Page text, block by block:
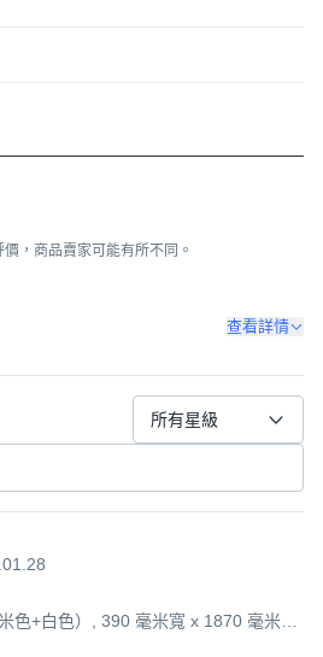
，商品賣家可能有所不同。
查看詳情
所有星級
色+白色）, 390 毫米寬 x 1870 毫米高